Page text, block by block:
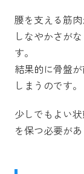
腰を支える筋
しなやかさが
す。
結果的に骨盤
しまうのです。
少しでもよい
を保つ必要があ